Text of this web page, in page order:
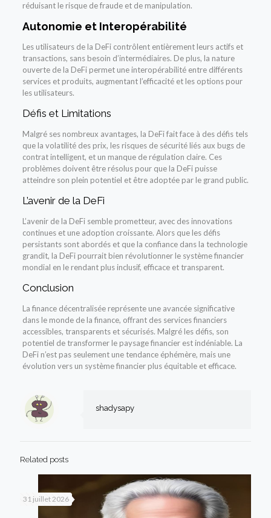
réduisant le risque de fraude et de manipulation.
Autonomie et Interopérabilité
Les utilisateurs de la DeFi contrôlent entièrement leurs actifs et
transactions, sans besoin d’intermédiaires. De plus, la nature
ouverte de la DeFi permet une interopérabilité entre différents
services et produits, augmentant l’efficacité et les options pour
les utilisateurs.
Défis et Limitations
Malgré ses nombreux avantages, la DeFi fait face à des défis tels
que la volatilité des prix, les risques de sécurité liés aux bugs de
contrat intelligent, et un manque de régulation claire. Ces
problèmes doivent être résolus pour que la DeFi puisse
atteindre son plein potentiel et être adoptée par le grand public.
L’avenir de la DeFi
L’avenir de la DeFi semble prometteur, avec des innovations
continues et une adoption croissante. Alors que les défis
persistants sont abordés et que la confiance dans la technologie
grandit, la DeFi pourrait bien révolutionner le système financier
mondial en le rendant plus inclusif, efficace et transparent.
Conclusion
La finance décentralisée représente une avancée significative
dans le monde de la finance, offrant des services financiers
accessibles, transparents et sécurisés. Malgré les défis, son
potentiel de transformer le paysage financier est indéniable. La
DeFi n’est pas seulement une tendance éphémère, mais une
évolution vers un système financier plus équitable et efficace.
shadysapy
Related posts
31 juillet 2026